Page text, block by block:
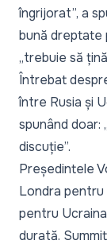
îngrijorat”, a
bună dreptate
„trebuie să
Întrebat
între Rusia și
spunând doar: „
discuție”.
Președintele
Londra pentru
pentru
durată.